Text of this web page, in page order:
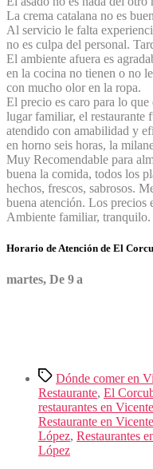
La crema catalana no es
Al servicio le falta
no es culpa del personal.
El ambiente afuera es
en la cocina no tienen o no
con mucho olor en la ropa.
El precio es caro para lo que
lugar familiar, el restaurante
atendido con amabilidad y
en horno seis horas, la
Muy Recomendable para
buena la comida, todos los
hechos, frescos, sabrosos.
buena atención. Los precios
Ambiente familiar, tranquilo.
Horario de Atención de El
martes, De 9 a
Etiquetas
Dónde comer en
Restaurante, El
restaurantes en
Restaurante en
López, Restaurantes
López